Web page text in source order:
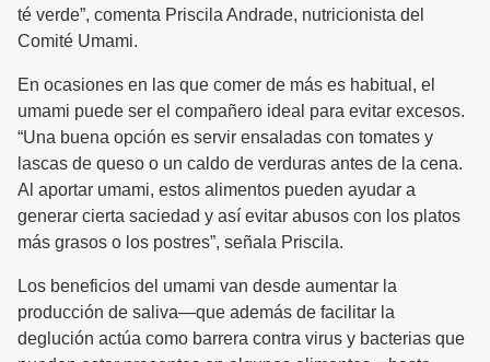
té verde”, comenta Priscila Andrade, nutricionista del
Comité Umami.
En ocasiones en las que comer de más es habitual, el
umami puede ser el compañero ideal para evitar excesos.
“Una buena opción es servir ensaladas con tomates y
lascas de queso o un caldo de verduras antes de la cena.
Al aportar umami, estos alimentos pueden ayudar a
generar cierta saciedad y así evitar abusos con los platos
más grasos o los postres”, señala Priscila.
Los beneficios del umami van desde aumentar la
producción de saliva—que además de facilitar la
deglución actúa como barrera contra virus y bacterias que